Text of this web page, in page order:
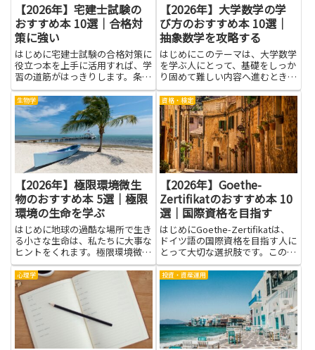
【2026年】宅建士試験の
おすすめ本 10選｜合格対
策に強い
はじめに宅建士試験の合格対策に
役立つ本を上手に活用すれば、学
習の道筋がはっきりします。条文
や制度のポイントを整理でき、重
要事項の理解が深まることで過去
問への取り組み方も変わってきま
す。参考書や問題集は繰り返し学
べるので、記憶の定着やスピー
ド...
【2026年】大学数学の学
び方のおすすめ本 10選｜
抽象数学を攻略する
はじめにこのテーマは、大学数学
を学ぶ人にとって、基礎をしっか
り固めて難しい内容へ進むときの
道しるべになります。大学数学の
学び方を知ると、授業のノートを
整理するコツや、自習の計画の立
て方が自然に身につきます。抽象
数学を攻略する場面では、具体
的...
生物学
【2026年】極限環境微生
物のおすすめ本 5選｜極限
環境の生命を学ぶ
はじめに地球の過酷な場所で生き
る小さな生命は、私たちに大事な
ヒントをくれます。極限環境微生
物は酸性の湖や高温の源泉、冷た
い深海など、普段は目にしない場
所で働いています。その不思議な
適応を知ると、生命のしくみや地
球のしくみを身近に感じられ、
自...
資格・検定
【2026年】Goethe-
Zertifikatのおすすめ本 10
選｜国際資格を目指す
はじめにGoethe-Zertifikatは、
ドイツ語の国際資格を目指す人に
とって大切な選択肢です。この記
事は、関連する本を通じて学ぶと
どんなメリットがあるかを、やさ
しい言葉で分かりやすく伝えま
す。まずこの資格を取ると、語彙
力やリスニングの...
心理学 投資・資産運用